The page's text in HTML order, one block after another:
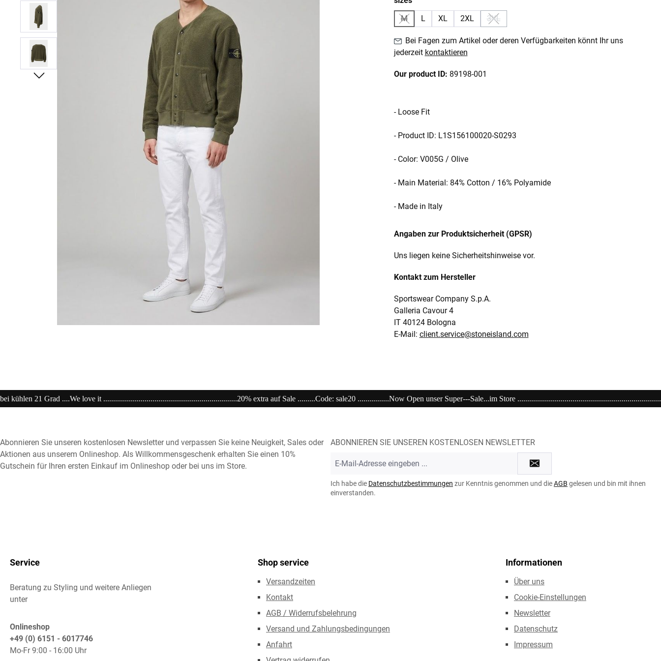
M
(Diese Option ist zurzeit nicht verfügbar.)
L XL 2XL 3XL
(Diese Option ist zurzeit nicht verfügbar.)
Bei Fagen zum Artikel oder deren Verfügbarkeiten könnt Ihr uns
jederzeit kontaktieren
Our product ID: 89198-001
- Loose Fit
- Product ID: L1S156100020-S0293
- Color: V005G / Olive
- Main Material: 84% Cotton / 16% Polyamide
- Made in Italy
Angaben zur Produktsicherheit (GPSR)
Uns liegen keine Sicherheitshinweise vor.
Kontakt zum Hersteller
Sportswear Company S.p.A.
Galleria Cavour 4
IT 40124 Bologna
E-Mail: client.service@stoneisland.com
extra auf Sale .........Code: sale20 ................Now Open unser Super---Sale...im Store
Abonnieren Sie unseren kostenlosen Newsletter und verpassen Sie keine Neuigkeit, Sales oder
Aktionen aus unserem Onlineshop. Als Willkommensgeschenk erhalten Sie einen 10%
Gutschein für Ihren ersten Einkauf im Onlineshop oder bei uns im Store.
ABONNIEREN SIE UNSEREN KOSTENLOSEN NEWSLETTER
Mail-
*
Ich habe die Datenschutzbestimmungen zur Kenntnis genommen und dieAGB gelesen und bin mit ihnen
einverstanden.
Service
Beratung zu Styling und weitere Anliegen
unter
Onlineshop
+49 (0) 6151 - 6017746
Mo-Fr 9:00 - 16:00 Uhr
Shop service
Versandzeiten
Kontakt
AGB / Widerrufsbelehrung
Versand und Zahlungsbedingungen
Anfahrt
Informationen
Über uns
Cookie-Einstellungen
Newsletter
Datenschutz
Impressum